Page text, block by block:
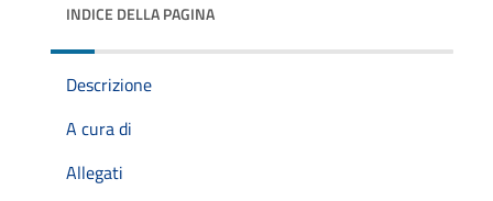
INDICE DELLA PAGINA
Descrizione
A cura di
Allegati